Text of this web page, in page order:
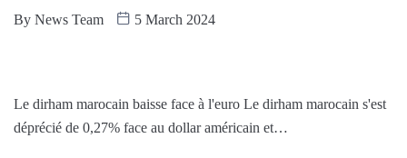
By News Team 5 March 2024
Le dirham marocain baisse face à l'euro Le dirham marocain s'est
déprécié de 0,27% face au dollar américain et…